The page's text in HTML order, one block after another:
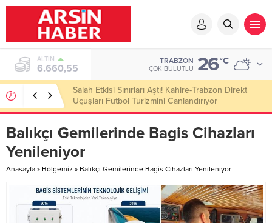
ALTIN
6.660,55
TRABZON
ÇOK BULUTLU 26°C
Salah Etkisi Sınırları Aştı! Kahire-Trabzon Direkt
Uçuşları Futbol Turizmini Canlandırıyor
Balıkçı Gemilerinde Bagis Cihazları
Yenileniyor​
Anasayfa » Bölgemiz » Balıkçı Gemilerinde Bagis Cihazları Yenileniyor​